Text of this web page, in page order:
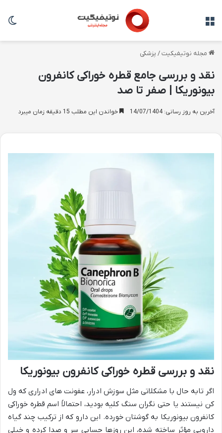
مجله نوتیفیکیت/ پزشکی
نقد و بررسی جامع قطره خوراکی کانفرون
بیونوریکا | صفر تا صد
آخرین به روز رسانی: 14/07/1404 خواندن این مطلب 15 دقیقه زمان میبرد
نقد و بررسی قطره خوراکی کانفرون بیونوریکا
اگر تابه حال با مشکلاتی مثل سوزش ادرار، عفونت های ادراری که ول
کن نیستند یا حتی نگران سنگ کلیه بودید، احتمالاً اسم قطره خوراکی
کانفرون بیونوریکا به گوشتان خورده. این دارو که از ترکیب چند گیاه
دارویی مؤثر ساخته شده، این روزها حسابی سر و صدا کرده و خیلی